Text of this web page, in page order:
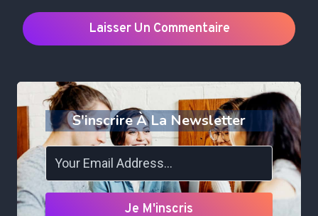
S'inscrire À La Newsletter
Je M'inscris